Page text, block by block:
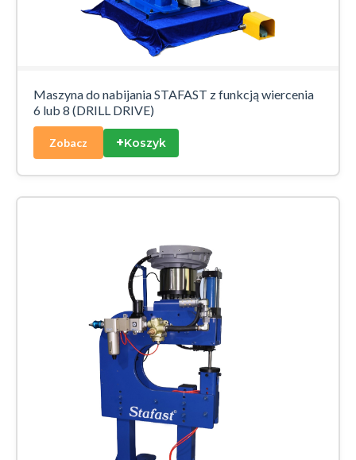
Maszyna do nabijania STAFAST z funkcją wiercenia
6 lub 8 (DRILL DRIVE)
Zobacz +Koszyk